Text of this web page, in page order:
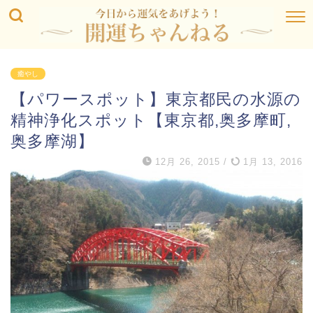
癒やし
【パワースポット】東京都民の水源の
精神浄化スポット【東京都,奥多摩町,
奥多摩湖】
12月 26, 2015 / 1月 13, 2016